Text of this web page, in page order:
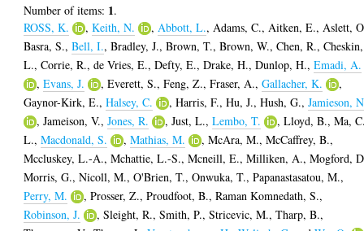
Number of items: 1.
ROSS, K.
,Keith, N. , Abbott, L., Adams, C., Aitken, E., Aslett,
Basra, S.,Bell, I.,Bradley, J.,Brown, T.,Brown, W.,Chen, R.,Cheskin,
L.,Corrie, R.,de Vries, E.,Defty, E.,Drake, H.,Dunlop, H.,Emadi, A.
,Evans, J. ,Everett, S.,Feng, Z.,Fraser, A.,Gallacher, K.
,
Gaynor-Kirk, E.,Halsey, C. ,Harris, F.,Hu, J.,Hush, G.,Jamieson,
,Jameison, V.,Jones, R. ,Just, L.,Lembo, T. ,Lloyd, B.,Ma,
L.,Macdonald, S. ,Mathias, M. ,McAra, M.,McCaffrey, B.,
Mccluskey, L.-A.,Mchattie, L.-S.,Mcneill, E.,Milliken, A.,Mogford,
Morris, G.,Nicoll, M.,O'Brien, T.,Onwuka, T.,Papanastasatou, M.,
Perry, M.
,Prosser, Z.,Proudfoot, B.,Raman Komnedath, S.,
Robinson, J.
,Sleight, R.,Smith, P.,Stricevic, M.,Tharp, B.,